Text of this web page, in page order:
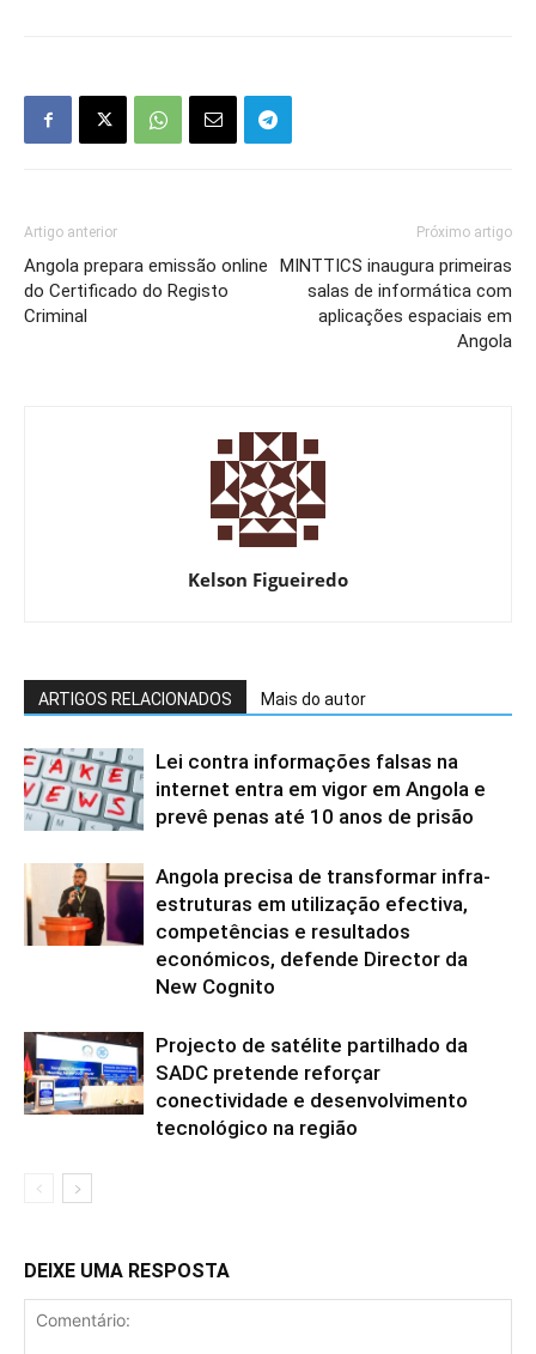
Artigo anterior
Angola prepara emissão online
do Certificado do Registo
Criminal
Próximo artigo
MINTTICS inaugura primeiras
salas de informática com
aplicações espaciais em
Angola
Kelson Figueiredo
ARTIGOS RELACIONADOS Mais do autor
Lei contra informações falsas na
internet entra em vigor em Angola e
prevê penas até 10 anos de prisão
Angola precisa de transformar infra-
estruturas em utilização efectiva,
competências e resultados
económicos, defende Director da
New Cognito
Projecto de satélite partilhado da
SADC pretende reforçar
conectividade e desenvolvimento
tecnológico na região
DEIXE UMA RESPOSTA